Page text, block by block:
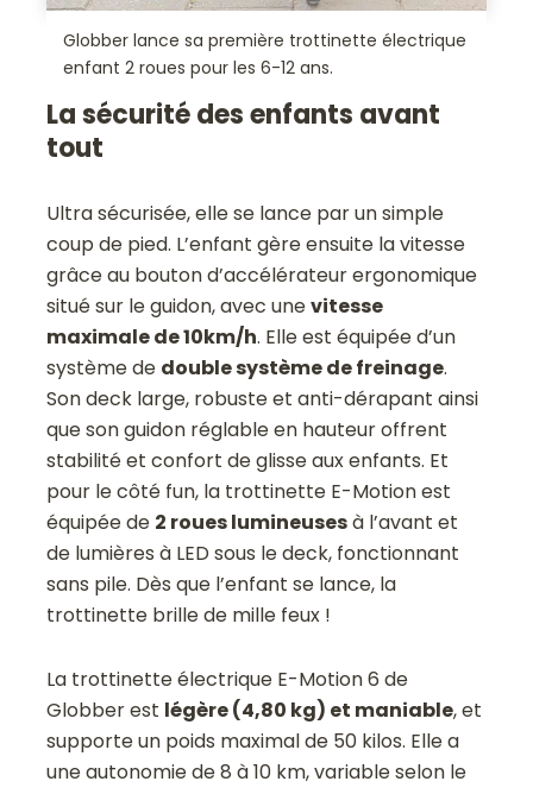
Globber lance sa première trottinette électrique
enfant 2 roues pour les 6-12 ans.
La sécurité des enfants avant
tout
Ultra sécurisée, elle se lance par un simple
coup de pied. L’enfant gère ensuite la vitesse
grâce au bouton d’accélérateur ergonomique
situé sur le guidon, avec unevitesse
maximale de 10km/h. Elle est équipée d’un
système de double système de freinage.
Son deck large, robuste et anti-dérapant ainsi
que son guidon réglable en hauteur offrent
stabilité et confort de glisse aux enfants. Et
pour le côté fun, la trottinette E-Motion est
équipée de 2 roues lumineusesà l’avant et
de lumières à LED sous le deck, fonctionnant
sans pile. Dès que l’enfant se lance, la
trottinette brille de mille feux !
La trottinette électrique E-Motion 6 de
Globber est légère (4,80 kg) et maniable, et
supporte un poids maximal de 50 kilos. Elle a
une autonomie de 8 à 10 km, variable selon le